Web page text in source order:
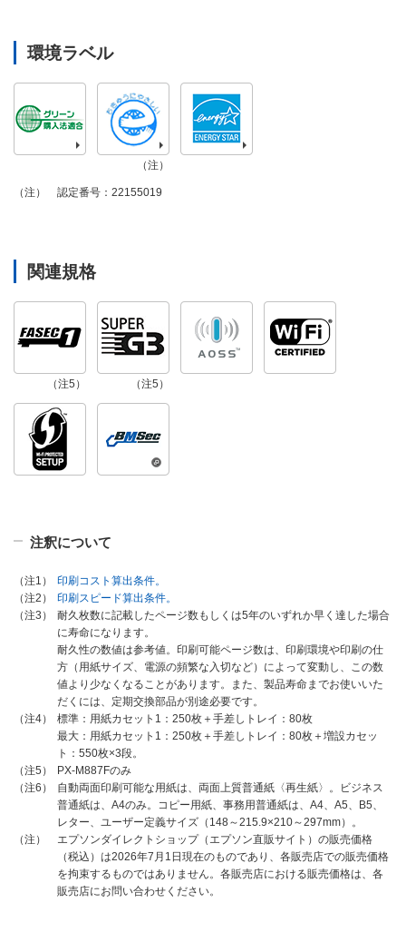
環境ラベル
（注）
（注） 認定番号：22155019
関連規格
（注5） （注5）
注釈について
（注1）
印刷コスト算出条件。
（注2）
印刷スピード算出条件。
（注3）
耐久枚数に記載したページ数もしくは5年のいずれか早く達した場合
に寿命になります。
耐久性の数値は参考値。印刷可能ページ数は、印刷環境や印刷の仕
方（用紙サイズ、電源の頻繁な入切など）によって変動し、この数
値より少なくなることがあります。また、製品寿命までお使いいた
だくには、定期交換部品が別途必要です。
（注4）
標準：用紙カセット1：250枚＋手差しトレイ：80枚
最大：用紙カセット1：250枚＋手差しトレイ：80枚＋増設カセッ
ト：550枚×3段。
（注5）
PX-M887Fのみ
（注6）
自動両面印刷可能な用紙は、両面上質普通紙〈再生紙〉。ビジネス
普通紙は、A4のみ。コピー用紙、事務用普通紙は、A4、A5、B5、
レター、ユーザー定義サイズ（148～215.9×210～297mm）。
（注）
エプソンダイレクトショップ（エプソン直販サイト）の販売価格
（税込）は2026年7月1日現在のものであり、各販売店での販売価格
を拘束するものではありません。各販売店における販売価格は、各
販売店にお問い合わせください。